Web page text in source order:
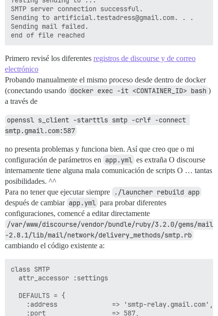
SMTP server connection successful.
Sending to artificial.testadress@gmail.com. . .
Sending mail failed.
Primero revisé los diferentes registros de discourse y de correo
electrónico
Probando manualmente el mismo proceso desde dentro de docker
(conectando usando docker exec -it <CONTAINER_ID> bash )
a través de
openssl s_client -starttls smtp -crlf -connect
smtp.gmail.com:587
no presenta problemas y funciona bien. Así que creo que o mi
configuración de parámetros en app.yml es extraña O discourse
internamente tiene alguna mala comunicación de scripts O … tantas
posibilidades. ^^
Para no tener que ejecutar siempre
./launcher rebuild app
después de cambiar app.yml para probar diferentes
configuraciones, comencé a editar directamente
/var/www/discourse/vendor/bundle/ruby/3.2.0/gems/mail
-2.8.1/lib/mail/network/delivery_methods/smtp.rb
cambiando el código existente a:
class SMTP
  attr_accessor :settings
  DEFAULTS = {
    :address              => 'smtp-relay.gmail.com',
    :port                 => 587,